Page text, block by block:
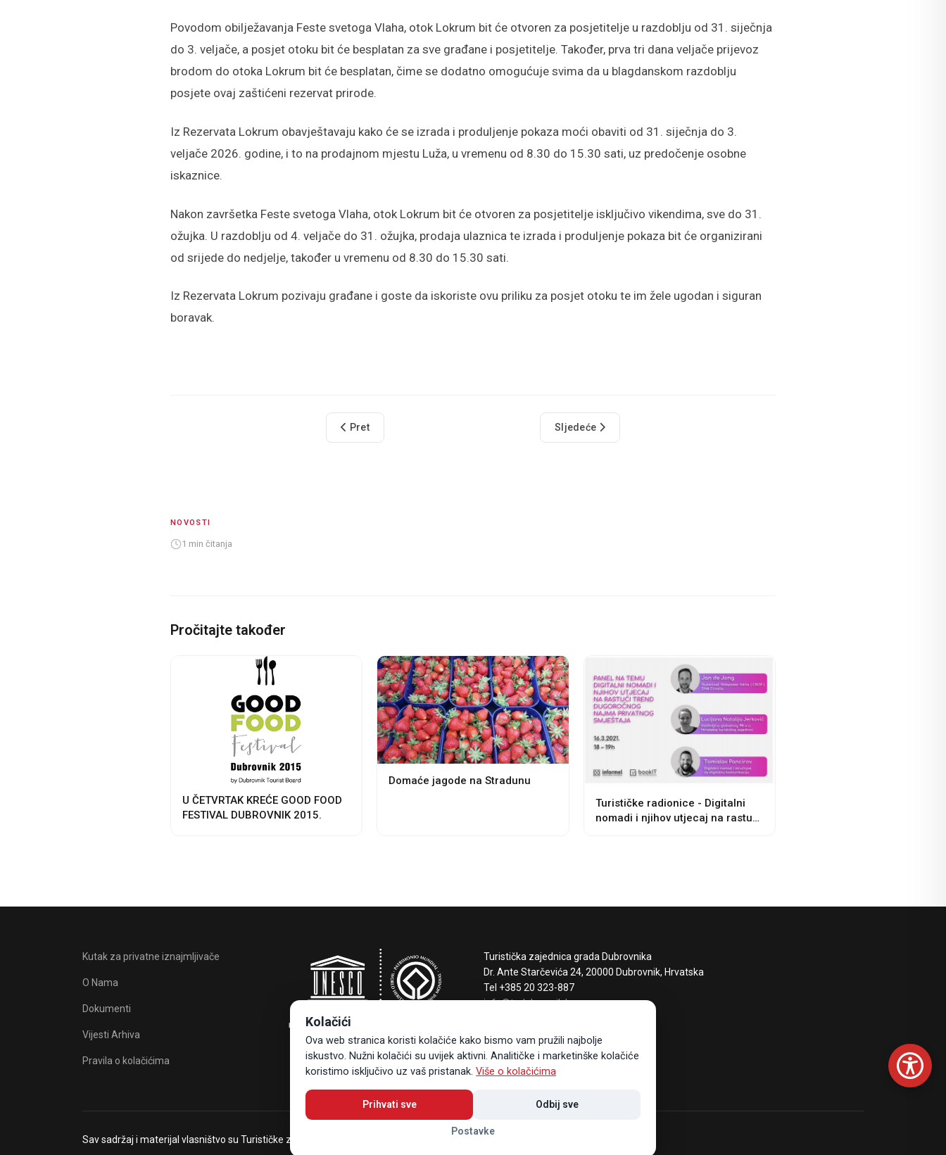
NOVOSTI
1 min čitanja
Povodom obilježavanja Feste svetoga Vlaha, otok Lokrum bit će otvoren za posjetitelje u razdoblju od 31. siječnja
do 3. veljače, a posjet otoku bit će besplatan za sve građane i posjetitelje. Također, prva tri dana veljače prijevoz
brodom do otoka Lokrum bit će besplatan, čime se dodatno omogućuje svima da u blagdanskom razdoblju
posjete ovaj zaštićeni rezervat prirode.
Iz Rezervata Lokrum obavještavaju kako će se izrada i produljenje pokaza moći obaviti od 31. siječnja do 3.
veljače 2026. godine, i to na prodajnom mjestu Luža, u vremenu od 8.30 do 15.30 sati, uz predočenje osobne
iskaznice.
Nakon završetka Feste svetoga Vlaha, otok Lokrum bit će otvoren za posjetitelje isključivo vikendima, sve do 31.
ožujka. U razdoblju od 4. veljače do 31. ožujka, prodaja ulaznica te izrada i produljenje pokaza bit će organizirani
od srijede do nedjelje, također u vremenu od 8.30 do 15.30 sati.
Iz Rezervata Lokrum pozivaju građane i goste da iskoriste ovu priliku za posjet otoku te im žele ugodan i siguran
boravak.
Prethodni članak: Dani šporkijeh makarula za Festu sv. Vlaha
Pret Sljedeći članak: Parcu u čast – tematski razgled Grada
Sljedeće
Pročitajte također
U ČETVRTAK KREĆE GOOD FOOD
FESTIVAL DUBROVNIK 2015.
Domaće jagode na Stradunu
Turističke radionice - Digitalni
nomadi i njihov utjecaj na rastući
Kutak za privatne iznajmljivače
O Nama
Dokumenti
Vijesti Arhiva
Pravila o kolačićima
Turistička zajednica grada Dubrovnika
Dr. Ante Starčevića 24, 20000 Dubrovnik, Hrvatska
Tel +385 20 323-887
info@tzdubrovnik.hr
Sav sadržaj i materijal vlasništvo su Turističke zajednice grada Dubrovnika © 2026 , Sva prava pridržana
Kolačići
Ova web stranica koristi kolačiće kako bismo vam pružili najbolje
iskustvo. Nužni kolačići su uvijek aktivni. Analitičke i marketinške kolačiće
koristimo isključivo uz vaš pristanak. Više o kolačićima
Prihvati sve Odbij sve
Postavke